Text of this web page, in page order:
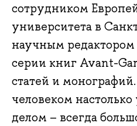
сотрудником
университета в
научным
серии книг Avant-
статей и
человеком
делом – всегда